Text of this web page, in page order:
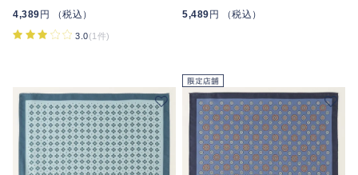
4,389 円 （税込）
3.0(1件)
5,489 円 （税込）